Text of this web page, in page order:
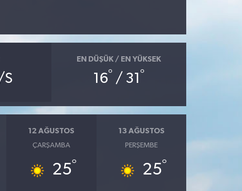
S
EN DÜŞÜK / EN YÜKSEK
16° / 31 °
12 AĞUSTOS
ÇARŞAMBA
25°
13 AĞUSTOS
PERŞEMBE
25°